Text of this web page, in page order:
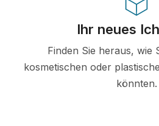
Ihr neues
Finden Sie heraus, wie
kosmetischen oder
könnten.